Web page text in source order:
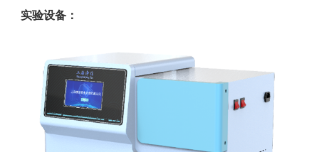
实验设备：